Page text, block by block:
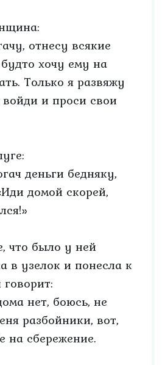
отнесу всякие
хочу ему на
Только я развяжу
и проси свои
деньги бедняку,
домой скорей,
что было у ней
в узелок и понесла к
нет, боюсь, не
разбойники, вот,
на сбережение.